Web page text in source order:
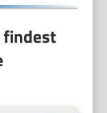
findest